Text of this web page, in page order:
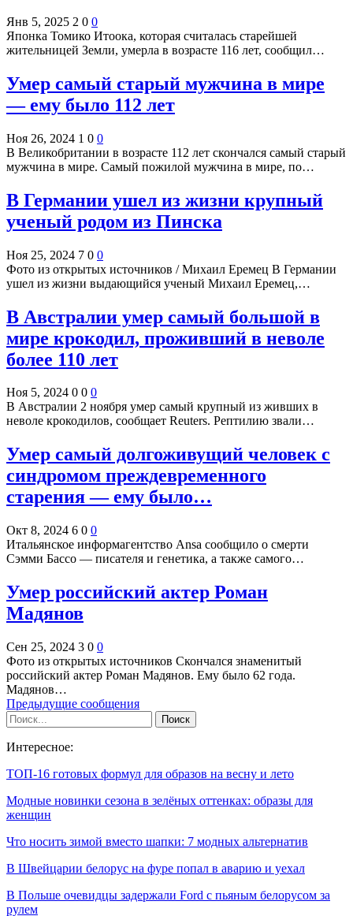
Янв 5, 2025 2 0 0
Японка Томико Итоока, которая считалась старейшей
жительницей Земли, умерла в возрасте 116 лет, сообщил…
Умер самый старый мужчина в мире
— ему было 112 лет
Ноя 26, 2024 1 0 0
В Великобритании в возрасте 112 лет скончался самый старый
мужчина в мире. Самый пожилой мужчина в мире, по…
В Германии ушел из жизни крупный
ученый родом из Пинска
Ноя 25, 2024 7 0 0
Фото из открытых источников / Михаил Еремец В Германии
ушел из жизни выдающийся ученый Михаил Еремец,…
В Австралии умер самый большой в
мире крокодил, проживший в неволе
более 110 лет
Ноя 5, 2024 0 0 0
В Австралии 2 ноября умер самый крупный из живших в
неволе крокодилов, сообщает Reuters. Рептилию звали…
Умер самый долгоживущий человек с
синдромом преждевременного
старения — ему было…
Окт 8, 2024 6 0 0
Итальянское информагентство Ansa сообщило о смерти
Сэмми Бассо — писателя и генетика, а также самого…
Умер российский актер Роман
Мадянов
Сен 25, 2024 3 0 0
Фото из открытых источников Скончался знаменитый
российский актер Роман Мадянов. Ему было 62 года.
Мадянов…
Предыдущие сообщения
Интересное:
ТОП-16 готовых формул для образов на весну и лето
Модные новинки сезона в зелёных оттенках: образы для
женщин
Что носить зимой вместо шапки: 7 модных альтернатив
В Швейцарии белорус на фуре попал в аварию и уехал
В Польше очевидцы задержали Ford c пьяным белорусом за
рулем